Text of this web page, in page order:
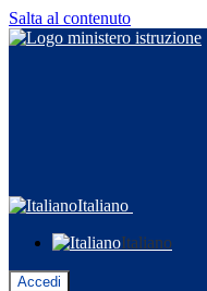
Salta al contenuto
Italiano
Italiano
Accedi